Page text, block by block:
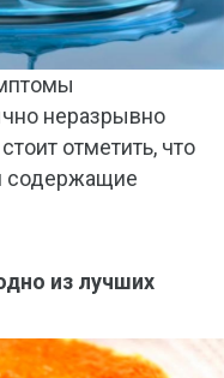
неразрывно
отметить, что
содержащие
из лучших